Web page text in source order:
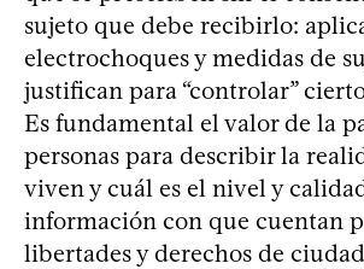
sujeto que debe recibirlo:
electrochoques y medidas de
justifican para “controlar”
Es fundamental el valor de la
personas para describir la
viven y cuál es el nivel y
información con que cuentan
libertades y derechos de